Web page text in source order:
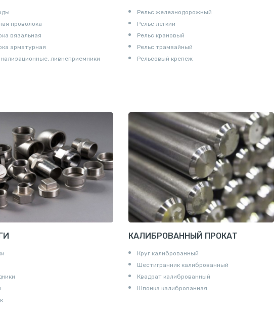
проволока
вязальная
арматурная
ливнеприемники
Рельс железнодорожный
Рельс легкий
Рельс крановый
Рельс трамвайный
Рельсовый крепеж
КАЛИБРОВАННЫЙ ПРОКАТ
Круг калиброванный
Шестигранник калиброванный
Квадрат калиброванный
Шпонка калиброванная